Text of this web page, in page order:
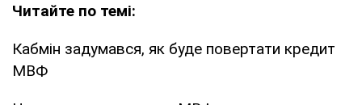
Читайте по темі:
Кабмін задумався, як буде повертати кредит
МВФ